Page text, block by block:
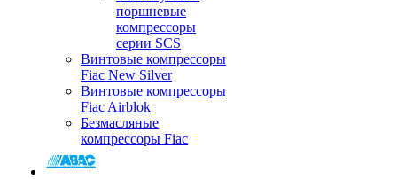
поршневые
компрессоры
серии SCS
Винтовые компрессоры
Fiac New Silver
Винтовые компрессоры
Fiac Airblok
Безмасляные
компрессоры Fiac